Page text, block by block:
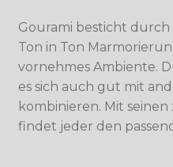
Gourami besticht
Ton in Ton
vornehmes Ambiente.
es sich auch gut mit
kombinieren. Mit
findet jeder den